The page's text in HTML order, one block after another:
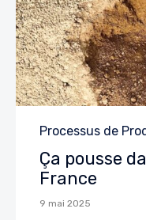
Category
Processus de
Ça pousse
France
9 mai 2025